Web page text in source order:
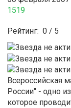
1519
Рейтинг: 0 / 5
Всероссийская
России" - одно
которое